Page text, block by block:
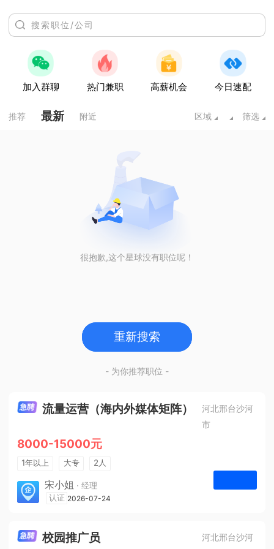
加入群聊 热门兼职 高薪机会 今日速配
推荐 最新 附近 区域 筛选
很抱歉,这个星球没有职位呢！
重新搜索
- 为你推荐职位 -
流量运营（海内外媒体矩阵）
河北邢台沙河
市
8000-15000元
1年以上 大专
2人
法定节假日
宋小姐 · 经理
河北众杰网络科技有限公司
认证 2026-07-24
校园推广员
河北邢台沙河